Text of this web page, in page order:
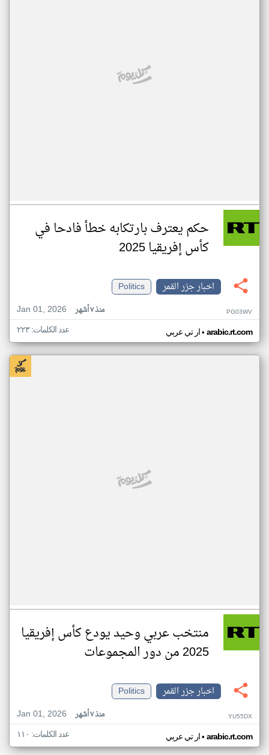
حكم يعترف بارتكابه خطأ فادحا في
كأس إفريقيا 2025
اخبار جزر القمر
Politics
Jan 01, 2026
منذ ٧ أشهر PG03WV
ار تي عربي• arabic.rt.com عدد الكلمات: ٢٢٣
منتخب عربي وحيد يودع كأس إفريقيا
2025 من دور المجموعات
اخبار جزر القمر
Politics
Jan 01, 2026
منذ ٧ أشهر YU55DX
ار تي عربي• arabic.rt.com عدد الكلمات: ١١٠